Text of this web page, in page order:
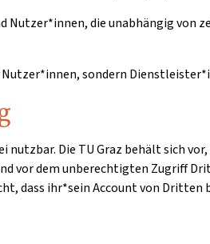
Nutzer*innen, die unabhängig von
Nutzer*innen, sondern
nutzbar. Die TU Graz behält sich
vor dem unberechtigten Zugriff
dass ihr*sein Account von Dritten